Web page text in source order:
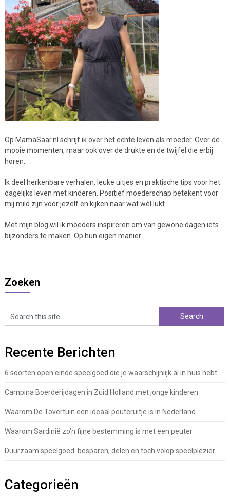
Op MamaSaar.nl schrijf ik over het echte leven als moeder. Over de
mooie momenten, maar ook over de drukte en de twijfel die erbij
horen.
Ik deel herkenbare verhalen, leuke uitjes en praktische tips voor het
dagelijks leven met kinderen. Positief moederschap betekent voor
mij mild zijn voor jezelf en kijken naar wat wél lukt.
Met mijn blog wil ik moeders inspireren om van gewone dagen iets
bijzonders te maken. Op hun eigen manier.
Zoeken
Recente Berichten
6 soorten open einde speelgoed die je waarschijnlijk al in huis hebt
Campina Boerderijdagen in Zuid Holland met jonge kinderen
Waarom De Tovertuin een ideaal peuteruitje is in Nederland
Waarom Sardinië zo’n fijne bestemming is met een peuter
Duurzaam speelgoed: besparen, delen en toch volop speelplezier
Categorieën